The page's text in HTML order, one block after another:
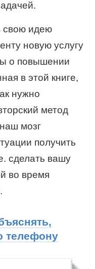
свою идею
новую услугу
о повышении
в этой книге,
нужно
метод
мозг
получить
сделать вашу
во время
телефону